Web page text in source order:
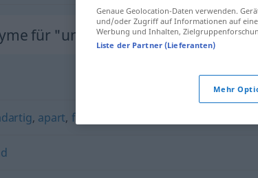
für "unbekannt"
, apart, fremd
Genaue Geolocation-Daten verwenden.
und/oder Zugriff auf Informationen auf
Werbung und Inhalten,
Liste der Partner (Lieferanten)
Mehr